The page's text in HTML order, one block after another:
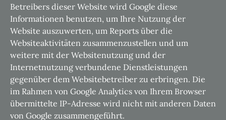
Betreibers dieser Website wird Google diese
Informationen benutzen, um Ihre Nutzung der
Website auszuwerten, um Reports über die
Websiteaktivitäten zusammenzustellen und um
weitere mit der Websitenutzung und der
Internetnutzung verbundene Dienstleistungen
gegenüber dem Websitebetreiber zu erbringen. Die
im Rahmen von Google Analytics von Ihrem Browser
übermittelte IP-Adresse wird nicht mit anderen Daten
von Google zusammengeführt.